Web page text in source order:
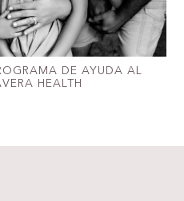
DE AYUDA AL
HEALTH